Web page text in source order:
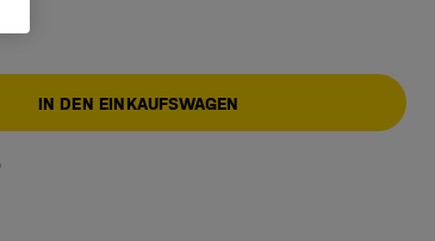
IN DEN EINKAUFSWAGEN